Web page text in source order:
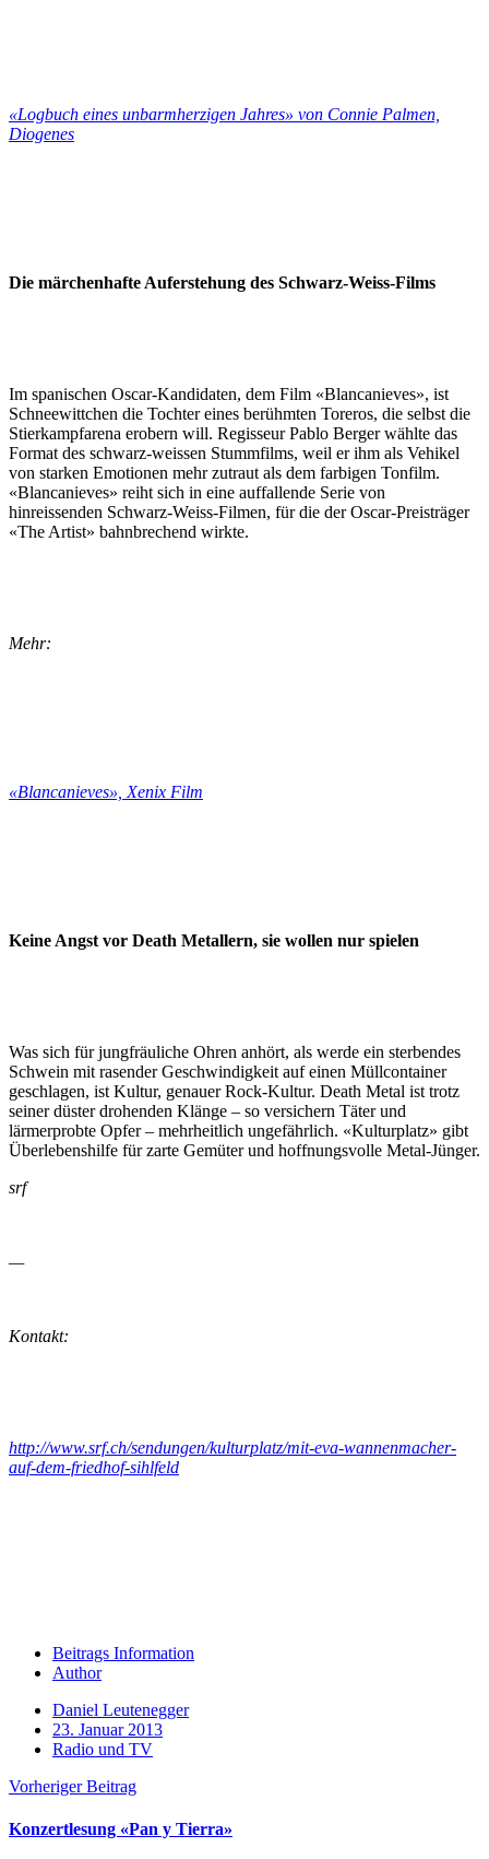
«Logbuch eines unbarmherzigen Jahres» von Connie Palmen,
Diogenes
Die märchenhafte Auferstehung des Schwarz-Weiss-Films
Im spanischen Oscar-Kandidaten, dem Film «Blancanieves», ist
Schneewittchen die Tochter eines berühmten Toreros, die selbst die
Stierkampfarena erobern will. Regisseur Pablo Berger wählte das
Format des schwarz-weissen Stummfilms, weil er ihm als Vehikel
von starken Emotionen mehr zutraut als dem farbigen Tonfilm.
«Blancanieves» reiht sich in eine auffallende Serie von
hinreissenden Schwarz-Weiss-Filmen, für die der Oscar-Preisträger
«The Artist» bahnbrechend wirkte.
Mehr:
«Blancanieves», Xenix Film
Keine Angst vor Death Metallern, sie wollen nur spielen
Was sich für jungfräuliche Ohren anhört, als werde ein sterbendes
Schwein mit rasender Geschwindigkeit auf einen Müllcontainer
geschlagen, ist Kultur, genauer Rock-Kultur. Death Metal ist trotz
seiner düster drohenden Klänge – so versichern Täter und
lärmerprobte Opfer – mehrheitlich ungefährlich. «Kulturplatz» gibt
Überlebenshilfe für zarte Gemüter und hoffnungsvolle Metal-Jünger.
srf
—
Kontakt:
http://www.srf.ch/sendungen/kulturplatz/mit-eva-wannenmacher-
auf-dem-friedhof-sihlfeld
Beitrags Information
Author
Daniel Leutenegger
23. Januar 2013
Radio und TV
Vorheriger Beitrag
Konzertlesung «Pan y Tierra»